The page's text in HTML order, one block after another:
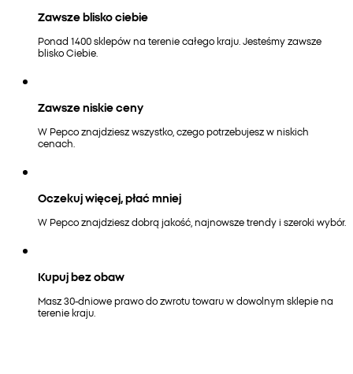
Zawsze blisko ciebie
Ponad 1400 sklepów na terenie całego kraju. Jesteśmy zawsze
blisko Ciebie.
Zawsze niskie ceny
W Pepco znajdziesz wszystko, czego potrzebujesz w niskich
cenach.
Oczekuj więcej, płać mniej
W Pepco znajdziesz dobrą jakość, najnowsze trendy i szeroki wybór.
Kupuj bez obaw
Masz 30-dniowe prawo do zwrotu towaru w dowolnym sklepie na
terenie kraju.